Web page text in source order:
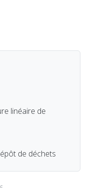
linéaire de
de déchets